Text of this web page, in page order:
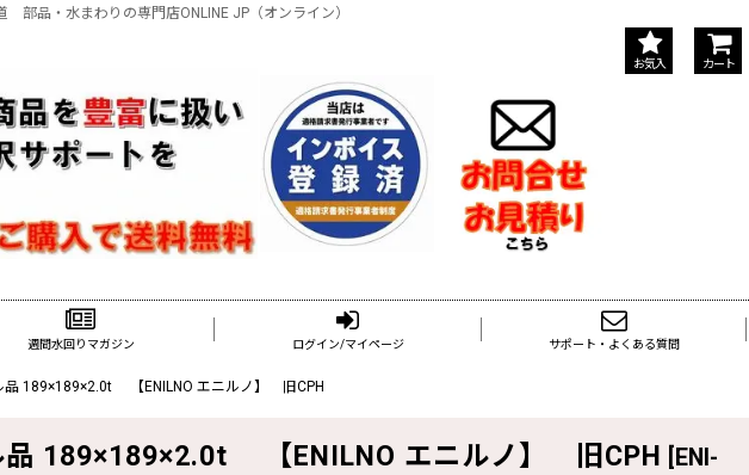
品・水まわりの専門店ONLINE JP（オンライン）
お気入 カート
週間水回りマガジン ログイン/マイページ サポート・よくある質問
189×189×2.0t 【ENILNO エニルノ】 旧CPH
189×189×2.0t 【ENILNO エニルノ】 旧CPH
ENI-